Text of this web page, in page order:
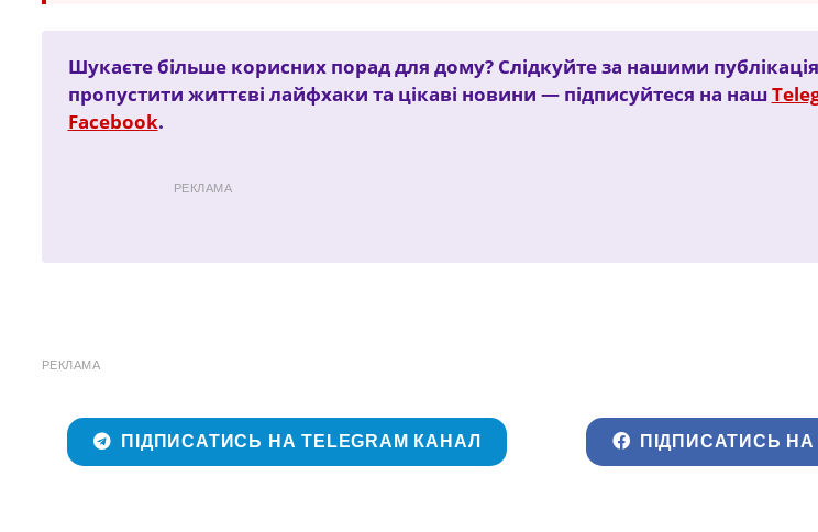
Шукаєте більше корисних порад для дому? Слідкуйте за нашими
пропустити життєві лайфхаки та цікаві новини — підписуйтеся на наш
Facebook.
РЕКЛАМА
РЕКЛАМА
ПІДПИСАТИСЬ НА TELEGRAM КАНАЛ ПІДПИСАТИСЬ НА